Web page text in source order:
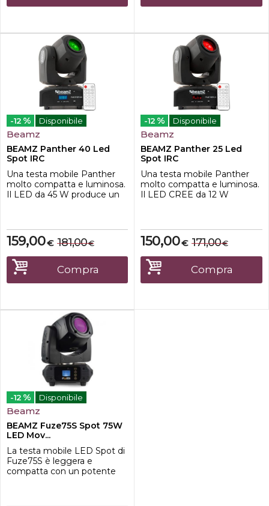
Panther 70 funziona in DMX,
gobo, questa testa mobile...
-12 % Disponibile
Beamz
BEAMZ Panther 40 Led
Spot IRC
Una testa mobile Panther
molto compatta e luminosa.
Il LED da 45 W produce un
controllo. La ruota gobo ha 7
diversi gobo + aperti e la
ruota dei colore ha 7 colori +
bianco. Questa testa
mobile Panther fu...
€
159,00 €
181,00
Compra
-12 % Disponibile
Beamz
BEAMZ Panther 25 Led
Spot IRC
Una testa mobile Panther
molto compatta e luminosa.
Il LED CREE da 12 W
gobo per il massimo
controllo. La ruota gobo ha 7
diversi gobo + aperto e la
ruota colore ha 7 colori +
bianco. Questa testa mobil...
€
150,00 €
171,00
Compra
-12 % Disponibile
Beamz
BEAMZ Fuze75S Spot 75W
LED Mov...
La testa mobile LED Spot di
Fuze75S è leggera e
compatta con un potente